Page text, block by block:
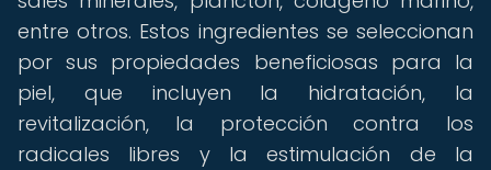
entre otros. Estos ingredientes se seleccionan
por sus propiedades beneficiosas para la
piel, que incluyen la hidratación, la
revitalización, la protección contra los
radicales libres y la estimulación de la